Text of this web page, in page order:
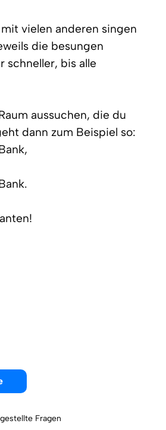
vielen anderen singen
die besungen
schneller, bis alle
aussuchen, die du
dann zum Beispiel so:
Fragen